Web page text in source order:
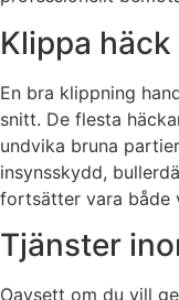
Klippa
En bra klippning
snitt. De flesta
undvika bruna
insynsskydd,
fortsätter vara både
Tjänster
Oavsett om du vill